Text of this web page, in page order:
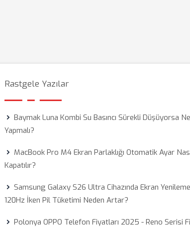
Rastgele Yazılar
Baymak Luna Kombi Su Basıncı Sürekli Düşüyorsa Ne
Yapmalı?
MacBook Pro M4 Ekran Parlaklığı Otomatik Ayar
Kapatılır?
Samsung Galaxy S26 Ultra Cihazında Ekran Yenileme
120Hz İken Pil Tüketimi Neden Artar?
Polonya OPPO Telefon Fiyatları 2025 - Reno Serisi